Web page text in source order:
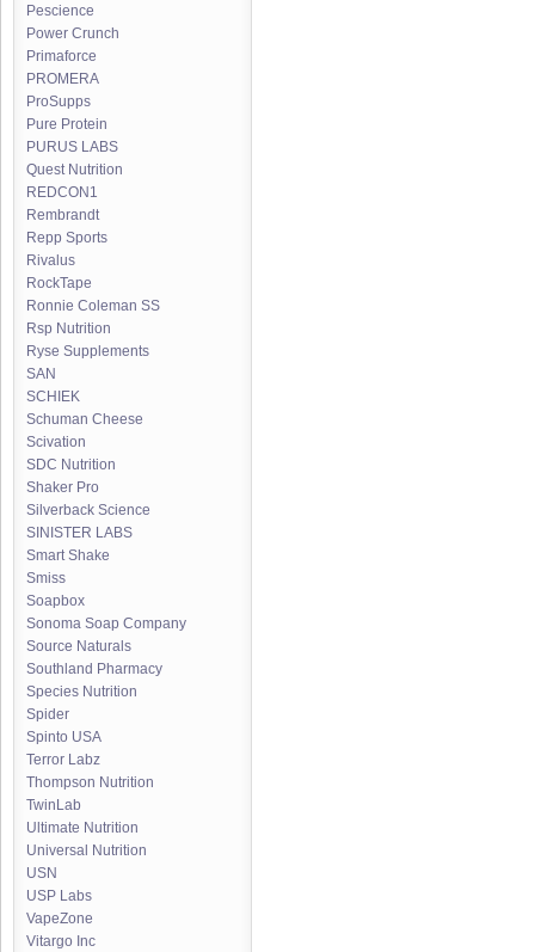
Pescience
Power Crunch
Primaforce
PROMERA
ProSupps
Pure Protein
PURUS LABS
Quest Nutrition
REDCON1
Rembrandt
Repp Sports
Rivalus
RockTape
Ronnie Coleman SS
Rsp Nutrition
Ryse Supplements
SAN
SCHIEK
Schuman Cheese
Scivation
SDC Nutrition
Shaker Pro
Silverback Science
SINISTER LABS
Smart Shake
Smiss
Soapbox
Sonoma Soap Company
Source Naturals
Southland Pharmacy
Species Nutrition
Spider
Spinto USA
Terror Labz
Thompson Nutrition
TwinLab
Ultimate Nutrition
Universal Nutrition
USN
USP Labs
VapeZone
Vitargo Inc